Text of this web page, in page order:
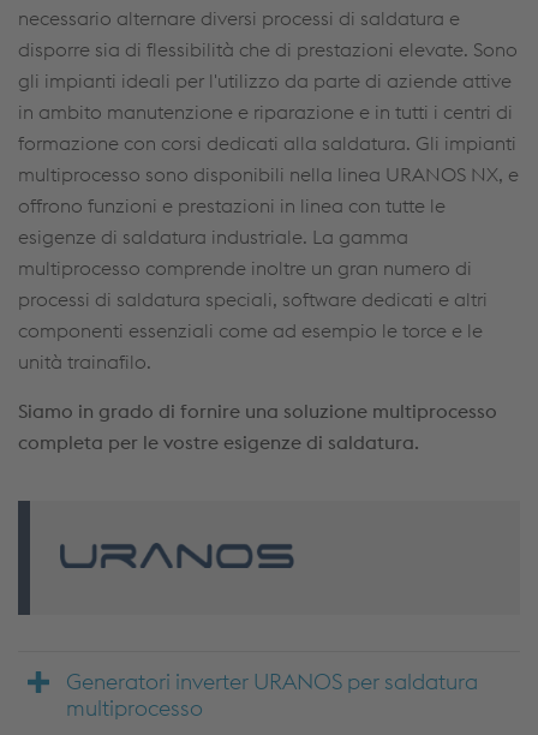
necessario alternare diversi processi di saldatura e
disporre sia di flessibilità che di prestazioni elevate. Sono
gli impianti ideali per l'utilizzo da parte di aziende attive
in ambito manutenzione e riparazione e in tutti i centri di
formazione con corsi dedicati alla saldatura. Gli impianti
multiprocesso sono disponibili nella linea URANOS NX, e
offrono funzioni e prestazioni in linea con tutte le
esigenze di saldatura industriale. La gamma
multiprocesso comprende inoltre un gran numero di
processi di saldatura speciali, software dedicati e altri
componenti essenziali come ad esempio le torce e le
unità trainafilo.
Siamo in grado di fornire una soluzione multiprocesso
completa per le vostre esigenze di saldatura.
Generatori inverter URANOS per saldatura
multiprocesso